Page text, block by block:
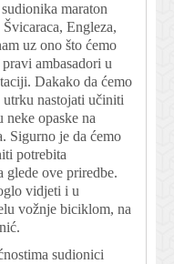
maraton
Engleza,
uz ono što ćemo
ambasadori u
Dakako da ćemo
nastojati učiniti
opaske na
Sigurno je da ćemo
potrebita
glede ove priredbe.
vidjeti i u
vožnje biciklom, na
sudionici